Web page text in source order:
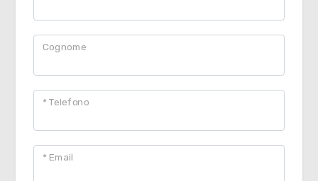
Cognome
* Telefono
* Email